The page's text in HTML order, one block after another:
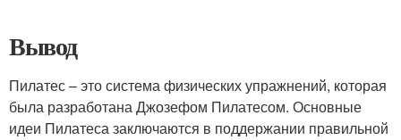
Вывод
Пилатес – это система физических упражнений, которая
была разработана Джозефом Пилатесом. Основные
идеи Пилатеса заключаются в поддержании правильной